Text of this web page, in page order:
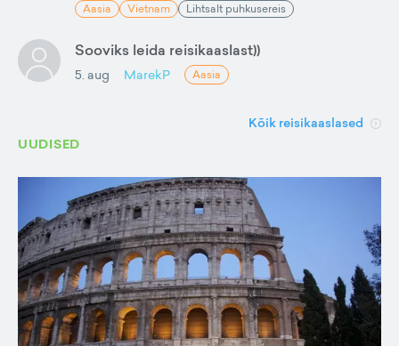
Aasia Vietnam Lihtsalt puhkusereis
Sooviks leida reisikaaslast))
5. aug MarekP Aasia
Kõik reisikaaslased
UUDISED